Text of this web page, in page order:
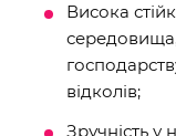
Висока
відколів;
Зручність у